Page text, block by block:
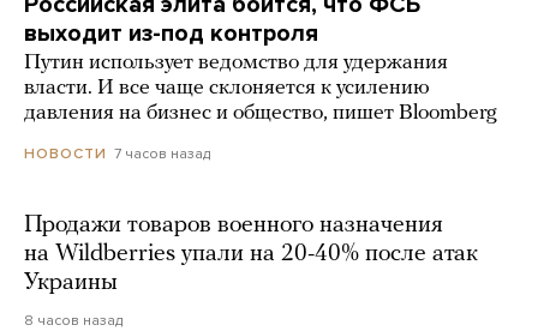
выходит из-под контроля
Путин использует ведомство для удержания
власти. И все чаще склоняется к усилению
давления на бизнес и общество, пишет Bloomberg
НОВОСТИ 7 часов назад
Продажи товаров военного назначения
на Wildberries упали на 20-40% после атак
Украины
8 часов назад